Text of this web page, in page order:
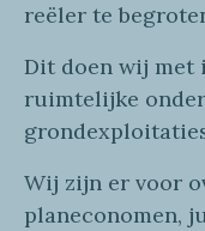
reëler te
Dit doen wij met
ruimtelijke
Wij zijn er voor
planeconomen,